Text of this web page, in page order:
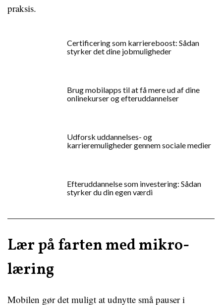
praksis.
Certificering som karriereboost: Sådan
styrker det dine jobmuligheder
Brug mobilapps til at få mere ud af dine
onlinekurser og efteruddannelser
Udforsk uddannelses- og
karrieremuligheder gennem sociale medier
Efteruddannelse som investering: Sådan
styrker du din egen værdi
Lær på farten med mikro-
læring
Mobilen gør det muligt at udnytte små pauser i